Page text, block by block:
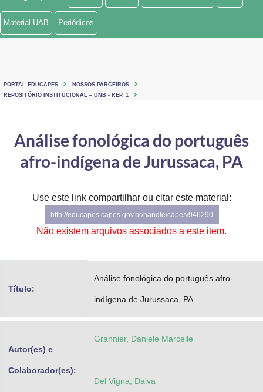
Ministério de Minas e Energia
Ministério do Turismo
Controladoria-Geral da União
Ministério da Mulher, da Família e dos Direitos Humanos
Secretaria-Geral
Material UAB Periódicos
PORTAL EDUCAPES
NOSSOS PARCEIROS
REPOSITÓRIO INSTITUCIONAL – UNB - REP. 1
Análise fonológica do português
afro-indígena de Jurussaca, PA
Use este link compartilhar ou citar este material:
http://educapes.capes.gov.br/handle/capes/946290
Não existem arquivos associados a este item.
Título:
Análise fonológica do português afro-
indígena de Jurussaca, PA
Autor(es) e
Colaborador(es):
Grannier, Daniele Marcelle
Del Vigna, Dalva